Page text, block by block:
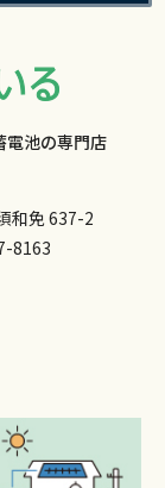
電池の専門店
和免 637-2
8163